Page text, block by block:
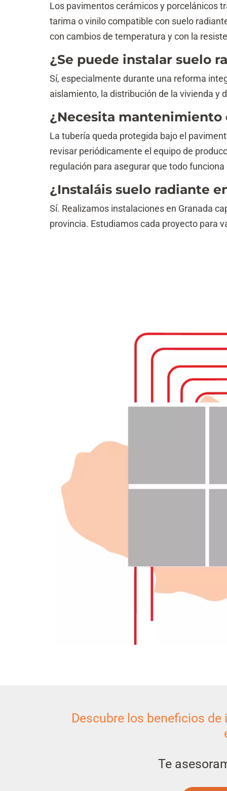
Los pavimentos cerámicos y porcelánicos
tarima o vinilo compatible con suelo
con cambios de temperatura y con la
¿Se puede instalar suelo
Sí, especialmente durante una reforma
aislamiento, la distribución de la vivienda y
¿Necesita mantenimiento
La tubería queda protegida bajo el
revisar periódicamente el equipo de
regulación para asegurar que todo
¿Instaláis suelo radiante
Sí. Realizamos instalaciones en Granada
provincia. Estudiamos cada proyecto para
Descubre los beneficios
Te